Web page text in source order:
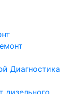
Диагностика
дизельного